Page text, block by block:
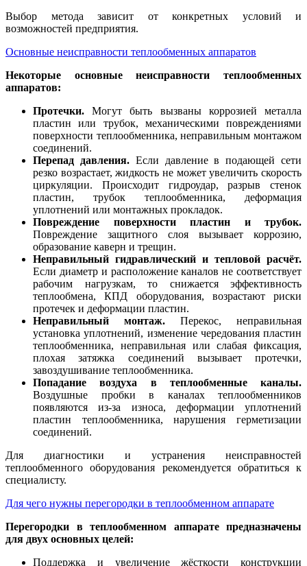
Выбор метода зависит от конкретных условий и
возможностей предприятия.
Основные неисправности теплообменных аппаратов
Некоторые основные неисправности теплообменных
аппаратов:
Протечки. Могут быть вызваны коррозией металла
пластин или трубок, механическими повреждениями
поверхности теплообменника, неправильным монтажом
соединений.
Перепад давления.Если давление в подающей сети
резко возрастает, жидкость не может увеличить скорость
циркуляции. Происходит гидроудар, разрыв стенок
пластин, трубок теплообменника, деформация
уплотнений или монтажных прокладок.
Повреждение поверхности пластин и трубок.
Повреждение защитного слоя вызывает коррозию,
образование каверн и трещин.
Неправильный гидравлический и тепловой расчёт.
Если диаметр и расположение каналов не соответствует
рабочим нагрузкам, то снижается эффективность
теплообмена, КПД оборудования, возрастают риски
протечек и деформации пластин.
Неправильный монтаж. Перекос, неправильная
установка уплотнений, изменение чередования пластин
теплообменника, неправильная или слабая фиксация,
плохая затяжка соединений вызывает протечки,
завоздушивание теплообменника.
Попадание воздуха в теплообменные каналы.
Воздушные пробки в каналах теплообменников
появляются из-за износа, деформации уплотнений
пластин теплообменника, нарушения герметизации
соединений.
Для диагностики и устранения неисправностей
теплообменного оборудования рекомендуется обратиться к
специалисту.
Для чего нужны перегородки в теплообменном аппарате
Перегородки в теплообменном аппарате предназначены
для двух основных целей:
Поддержка и увеличение жёсткости конструкции